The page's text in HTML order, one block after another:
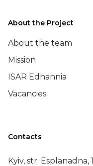
About the Project
About the team
Mission
ISAR Ednannia
Vacancies
Contacts
Kyiv, str.